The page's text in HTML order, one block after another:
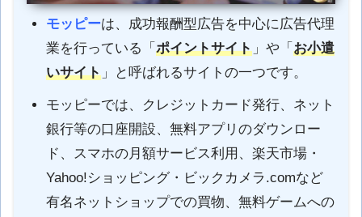
モッピーは、成功報酬型広告を中心に広告代理
業を行っている「 ポイントサイト」や「 お小遣
いサイト」と呼ばれるサイトの一つです。
モッピーでは、クレジットカード発行、ネット
銀行等の口座開設、無料アプリのダウンロー
ド、スマホの月額サービス利用、楽天市場・
Yahoo!ショッピング・ビックカメラ.comなど
有名ネットショップでの買物、無料ゲームへの